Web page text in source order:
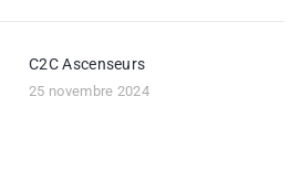
C2C Ascenseurs
25 novembre 2024